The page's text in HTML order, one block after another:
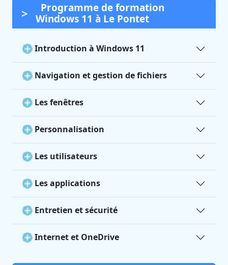
Programme de formation
Windows 11 à Le Pontet
Introduction à Windows 11
Navigation et gestion de fichiers
Les fenêtres
Personnalisation
Les utilisateurs
Les applications
Entretien et sécurité
Internet et OneDrive